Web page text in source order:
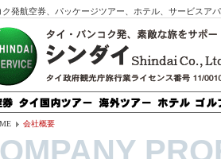
ク発航空券、パッケージツアー、ホテル、サービスア
会社概要